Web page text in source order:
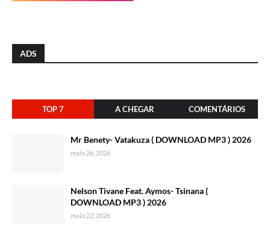
ADS
TOP 7 A CHEGAR COMENTÁRIOS
Mr Benety- Vatakuza ( DOWNLOAD MP3 ) 2026
maio 26, 2026
Nelson Tivane Feat. Aymos- Tsinana (
DOWNLOAD MP3 ) 2026
maio 22, 2026